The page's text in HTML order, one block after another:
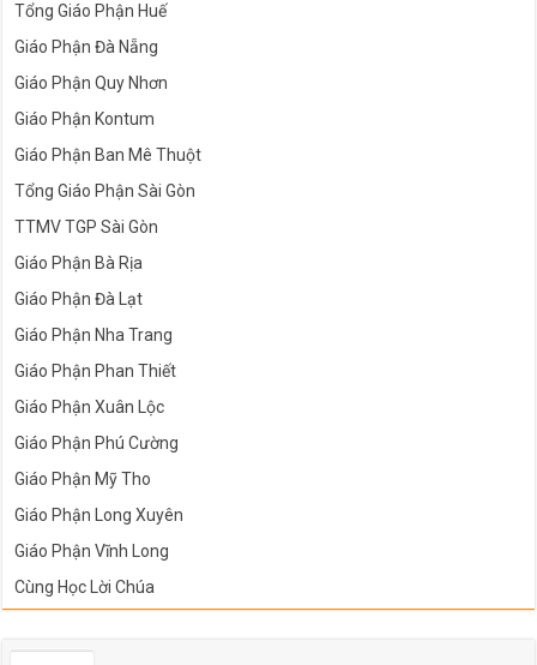
Tổng Giáo Phận Huế
Giáo Phận Đà Nẵng
Giáo Phận Quy Nhơn
Giáo Phận Kontum
Giáo Phận Ban Mê Thuột
Tổng Giáo Phận Sài Gòn
TTMV TGP Sài Gòn
Giáo Phận Bà Rịa
Giáo Phận Đà Lạt
Giáo Phận Nha Trang
Giáo Phận Phan Thiết
Giáo Phận Xuân Lộc
Giáo Phận Phú Cường
Giáo Phận Mỹ Tho
Giáo Phận Long Xuyên
Giáo Phận Vĩnh Long
Cùng Học Lời Chúa